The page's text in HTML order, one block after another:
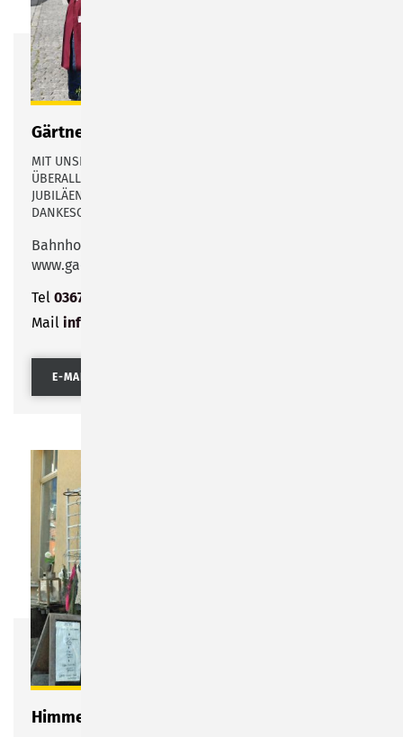
Gärtnerei Hönbach
MIT UNSEREN IDEENSTRÄUSSEN PUNKTEN SIE IMMER UND Ü
BERALL, EGAL OB ZU GEBURTS- ODER HOCHZEITSTAGEN, J
UBILÄEN, GESCHÄFTSERÖFFNUNGEN, ZUR GEBURT, ALS D
ANKESCHÖN ODER AUCH EINFACH NUR SO...
Bahnhofsplatz 1
www.gaertnerei-hoenbach.de
Tel 03675 702887
Mail info@gaertnerei-hoenbach.de
E-MAIL SENDEN
Himmelblau